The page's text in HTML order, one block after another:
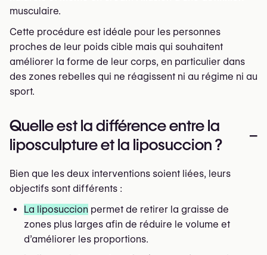
musculaire.
Cette procédure est idéale pour les personnes
proches de leur poids cible mais qui souhaitent
améliorer la forme de leur corps, en particulier dans
des zones rebelles qui ne réagissent ni au régime ni au
sport.
Quelle est la différence entre la
liposculpture et la liposuccion ?
–
Bien que les deux interventions soient liées, leurs
objectifs sont différents :
La liposuccion permet de retirer la graisse de
zones plus larges afin de réduire le volume et
d’améliorer les proportions.